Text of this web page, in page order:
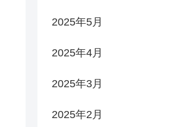
2025年5月
2025年4月
2025年3月
2025年2月